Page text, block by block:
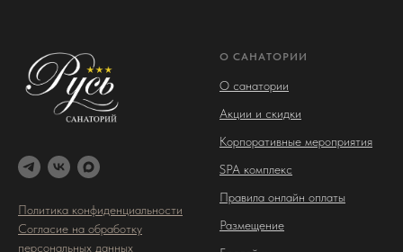
Политика конфиденциальности
Согласие на обработку
персональных данных
О САНАТОРИИ
О санатории
Акции и скидки
Корпоративные мероприятия
SPA комплекс
Правила онлайн оплаты
Размещение